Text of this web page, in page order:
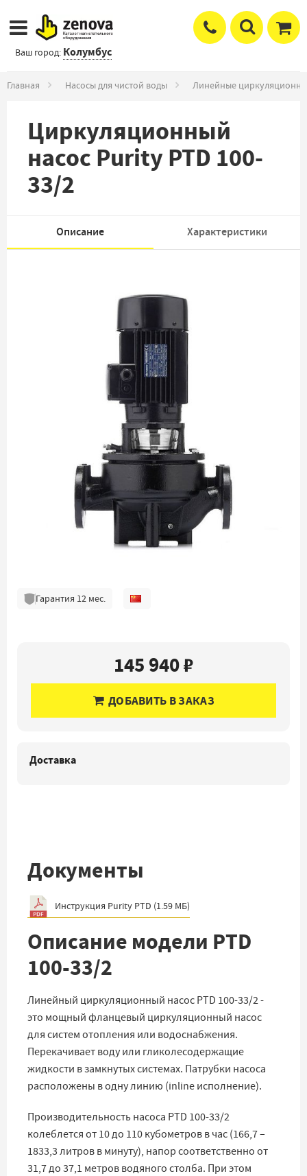
Ваш город: Колумбус
Главная Насосы для чистой воды Линейные
Циркуляционный
насос Purity PTD 100-
33/2
Описание Характеристики
Гарантия 12мес.
145 940 ₽
ДОБАВИТЬ В ЗАКАЗ
Доставка
Документы
Инструкция Purity PTD (1.59 МБ)
Описание модели PTD
100-33/2
Линейный циркуляционный насос PTD 100-33/2 -
это мощный фланцевый циркуляционный насос
для систем отопления или водоснабжения.
Перекачивает воду или гликолесодержащие
жидкости в замкнутых системах. Патрубки насоса
расположены в одну линию (inline исполнение).
Производительность насоса PTD 100-33/2
колеблется от 10 до 110 кубометров в час (166,7 –
1833,3 литров в минуту), напор соответственно от
31,7 до 37,1 метров водяного столба. При этом